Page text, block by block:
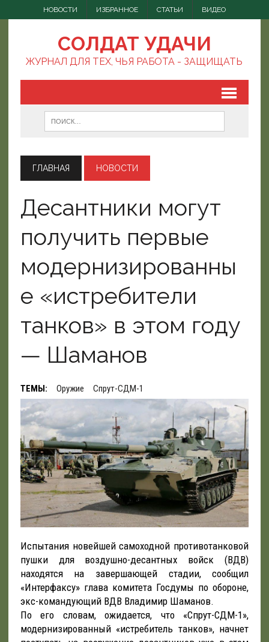
НОВОСТИ ИЗБРАННОЕ СТАТЬИ ВИДЕО
СОЛДАТ УДАЧИ
ЖУРНАЛ ДЛЯ ТЕХ, ЧЬЯ РАБОТА - ЗАЩИЩАТЬ
ГЛАВНАЯ НОВОСТИ
Десантники могут
получить первые
модернизированны
е «истребители
танков» в этом году
— Шаманов
ТЕМЫ: Оружие Спрут-СДМ-1
Испытания новейшей самоходной противотанковой
пушки для воздушно-десантных войск (ВДВ)
находятся на завершающей стадии, сообщил
«Интерфаксу» глава комитета Госдумы по обороне,
экс-командующий ВДВ Владимир Шаманов.
По его словам, ожидается, что «Спрут-СДМ-1»,
модернизированный «истребитель танков», начнет